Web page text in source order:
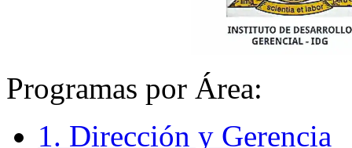
Programas por Área:
1. Dirección y Gerencia